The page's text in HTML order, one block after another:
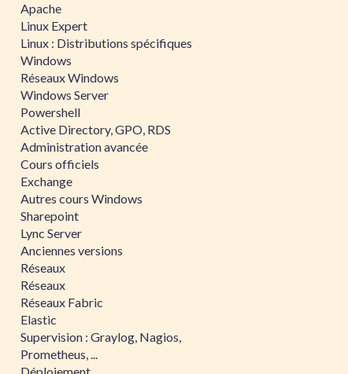
Apache
Linux Expert
Linux : Distributions spécifiques
Windows
Réseaux Windows
Windows Server
Powershell
Active Directory, GPO, RDS
Administration avancée
Cours officiels
Exchange
Autres cours Windows
Sharepoint
Lync Server
Anciennes versions
Réseaux
Réseaux
Réseaux Fabric
Elastic
Supervision : Graylog, Nagios,
Prometheus, ...